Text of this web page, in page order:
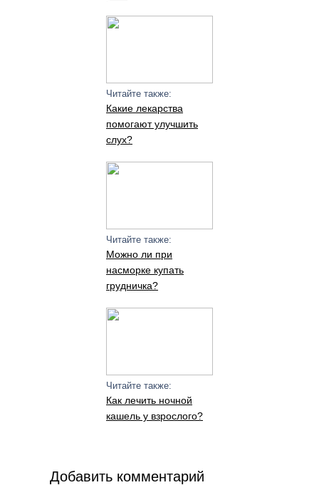
Читайте также:
Какие лекарства
помогают улучшить
слух?
Читайте также:
Можно ли при
насморке купать
грудничка?
Читайте также:
Как лечить ночной
кашель у взрослого?
Добавить комментарий